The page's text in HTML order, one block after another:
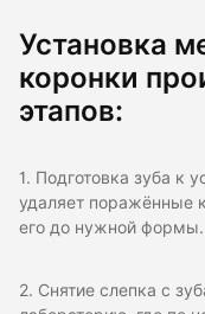
Установка
коронки
этапов:
1. Подготовка зуба к
удаляет поражённые
его до нужной формы.
2. Снятие слепка с